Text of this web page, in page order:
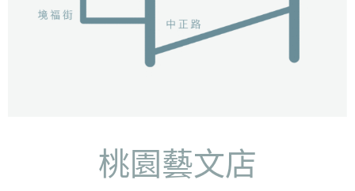
桃園藝文店